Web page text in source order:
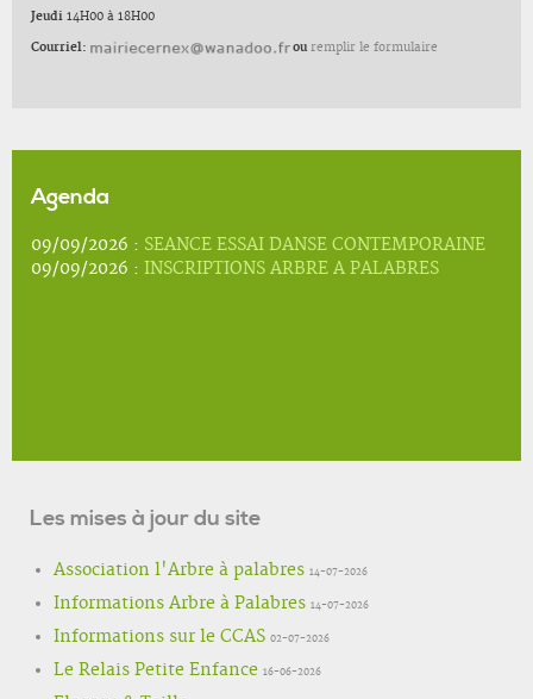
Jeudi 14H00 à 18H00
Courriel: ou remplir le formulaire
Agenda
09/09/2026 : SEANCE ESSAI DANSE CONTEMPORAINE
09/09/2026 : INSCRIPTIONS ARBRE A PALABRES
Les mises à jour du site
Association l'Arbre à palabres 14-07-2026
Informations Arbre à Palabres 14-07-2026
Informations sur le CCAS 02-07-2026
Le Relais Petite Enfance 16-06-2026